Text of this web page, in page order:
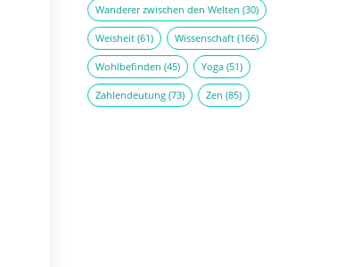
Wanderer zwischen den Welten (30)
Weisheit (61) Wissenschaft (166)
Wohlbefinden (45) Yoga (51)
Zahlendeutung (73) Zen (85)